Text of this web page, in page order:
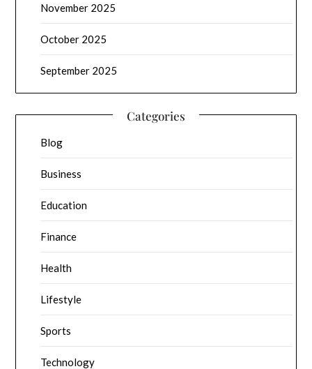
November 2025
October 2025
September 2025
Categories
Blog
Business
Education
Finance
Health
Lifestyle
Sports
Technology